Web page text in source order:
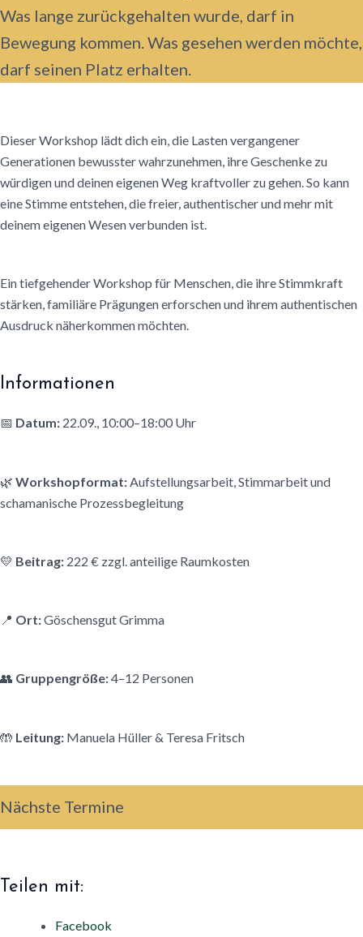
Was lange zurückgehalten wurde, darf in
Bewegung kommen. Was gesehen werden möchte,
darf seinen Platz erhalten.
Dieser Workshop lädt dich ein, die Lasten vergangener
Generationen bewusster wahrzunehmen, ihre Geschenke zu
würdigen und deinen eigenen Weg kraftvoller zu gehen. So kann
eine Stimme entstehen, die freier, authentischer und mehr mit
deinem eigenen Wesen verbunden ist.
Ein tiefgehender Workshop für Menschen, die ihre Stimmkraft
stärken, familiäre Prägungen erforschen und ihrem authentischen
Ausdruck näherkommen möchten.
Informationen
📅 Datum: 22.09., 10:00–18:00 Uhr
🌿 Workshopformat: Aufstellungsarbeit, Stimmarbeit und
schamanische Prozessbegleitung
💛 Beitrag: 222 € zzgl. anteilige Raumkosten
📍 Ort:Göschensgut Grimma
👥 Gruppengröße:4–12 Personen
🤲 Leitung: Manuela Hüller & Teresa Fritsch
Nächste Termine
Teilen mit:
Facebook